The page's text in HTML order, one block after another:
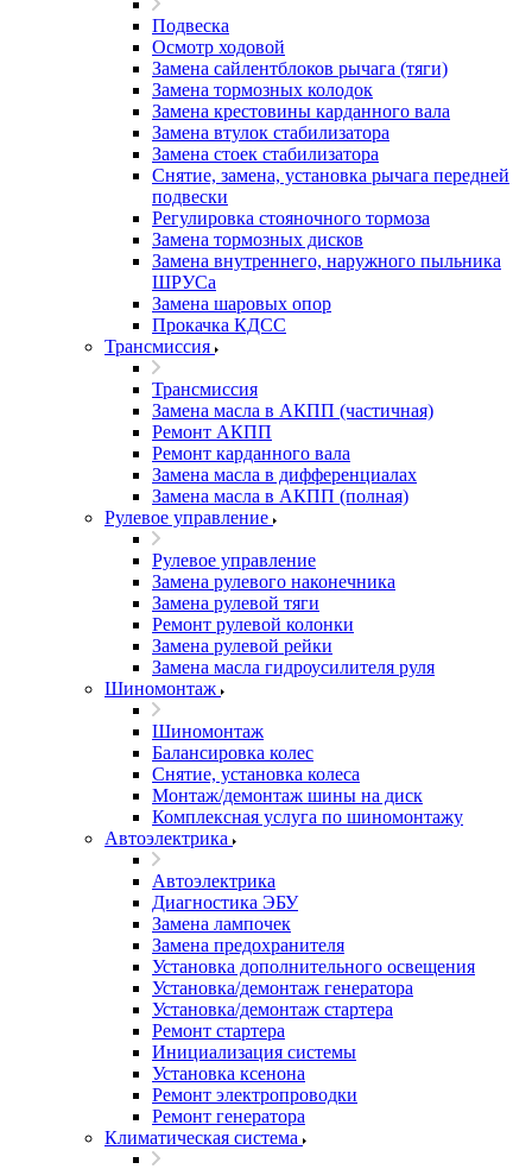
Подвеска
Осмотр ходовой
Замена сайлентблоков рычага (тяги)
Замена тормозных колодок
Замена крестовины карданного вала
Замена втулок стабилизатора
Замена стоек стабилизатора
Снятие, замена, установка рычага передней
подвески
Регулировка стояночного тормоза
Замена тормозных дисков
Замена внутреннего, наружного пыльника
ШРУСа
Замена шаровых опор
Прокачка КДСС
Трансмиссия
Трансмиссия
Замена масла в АКПП (частичная)
Ремонт АКПП
Ремонт карданного вала
Замена масла в дифференциалах
Замена масла в АКПП (полная)
Рулевое управление
Рулевое управление
Замена рулевого наконечника
Замена рулевой тяги
Ремонт рулевой колонки
Замена рулевой рейки
Замена масла гидроусилителя руля
Шиномонтаж
Шиномонтаж
Балансировка колес
Снятие, установка колеса
Монтаж/демонтаж шины на диск
Комплексная услуга по шиномонтажу
Автоэлектрика
Автоэлектрика
Диагностика ЭБУ
Замена лампочек
Замена предохранителя
Установка дополнительного освещения
Установка/демонтаж генератора
Установка/демонтаж стартера
Ремонт стартера
Инициализация системы
Установка ксенона
Ремонт электропроводки
Ремонт генератора
Климатическая система